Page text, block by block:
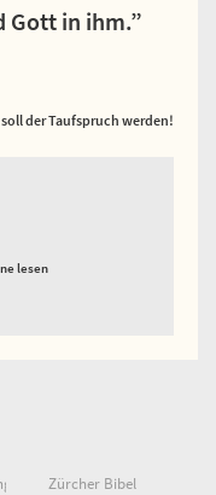
Gott in ihm.”
soll der Taufspruch werden!
lesen
Zürcher Bibel